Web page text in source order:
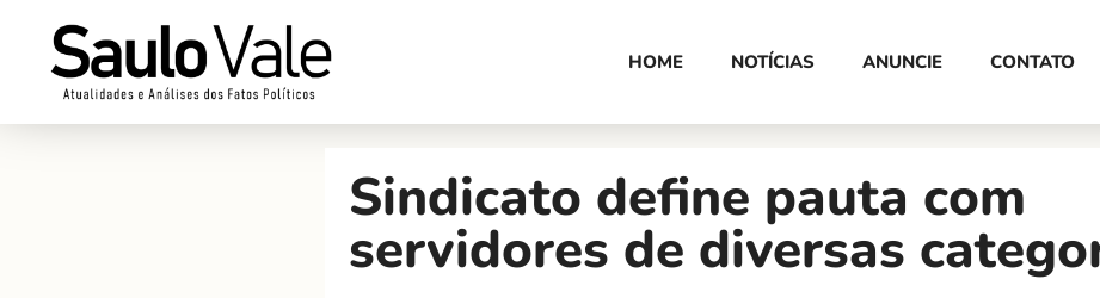
HOME NOTÍCIAS ANUNCIE CONTATO
Sindicato define pauta com
servidores de diversas